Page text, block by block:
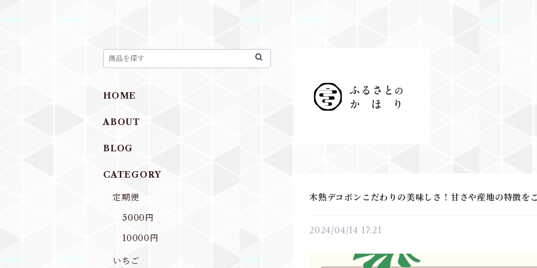
木熟デコポンこだわりの美味しさ！甘さや産地の特徴を
2024/04/14 17:21
HOME
ABOUT
BLOG
CATEGORY
定期便
5000円
10000円
いちご